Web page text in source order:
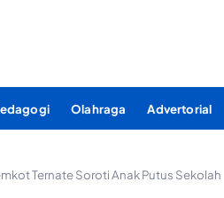
Olahraga Advertorial
Ternate Soroti Anak Putus Sekolah